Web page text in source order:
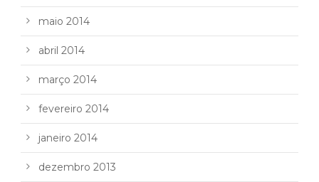
maio 2014
abril 2014
março 2014
fevereiro 2014
janeiro 2014
dezembro 2013